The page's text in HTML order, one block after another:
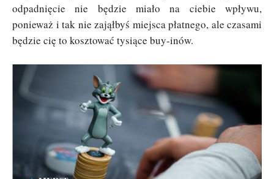
odpadnięcie nie będzie miało na ciebie wpływu,
ponieważ i tak nie zająłbyś miejsca płatnego, ale czasami
będzie cię to kosztować tysiące buy-inów.